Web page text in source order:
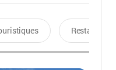
Restaurants